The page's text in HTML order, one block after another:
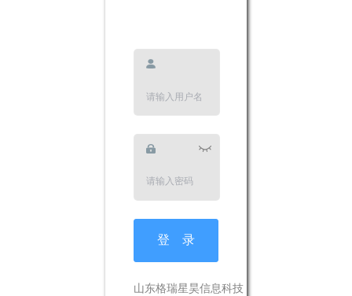
登 录
山东格瑞星昊信息科技
拖动滑块完成拼图